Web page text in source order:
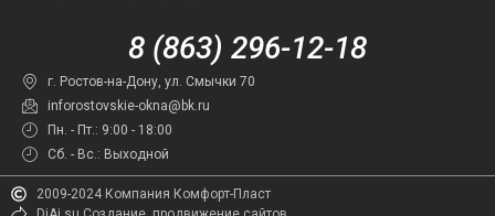
8 (863) 296-12-18
г. Ростов-на-Дону, ул. Смычки 70
inforostovskie-okna@bk.ru
Пн. - Пт.: 9:00 - 18:00
Сб. - Вс.: Выходной
2009-2024 Компания Комфорт-Пласт